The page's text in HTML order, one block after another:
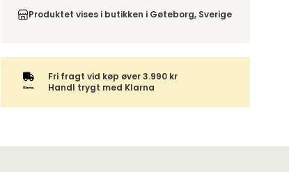
udleveringssted du ønsker at få din levering
sendt til. For DHL kan pakken enten leveres til et
sammen med andre produkter, sendes hele
ordren samlet med samme leveringsmetode.
modtog din ordre.
Produktet vises i butikken i Gøteborg, Sverige
Fri fragt vid køp øver 3.990 kr
Handl trygt med Klarna